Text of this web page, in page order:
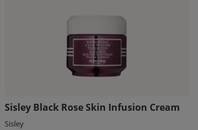
Sisley Black Rose Skin Infusion Cream
Sisley